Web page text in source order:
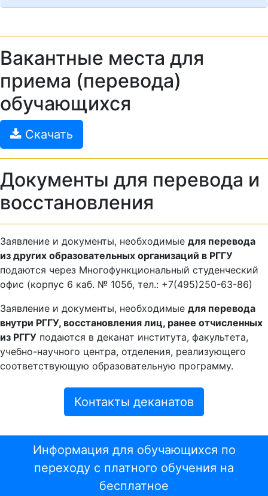
Вакантные места для
приема (перевода)
обучающихся
Скачать
Документы для перевода и
восстановления
Заявление и документы, необходимые для перевода
из других образовательных организаций в РГГУ
подаются через Многофункциональный студенческий
офис (корпус 6 каб. № 105б, тел.: +7(495)250-63-86)
Заявление и документы, необходимые для перевода
внутри РГГУ, восстановления лиц, ранее отчисленных
из РГГУ подаются в деканат института, факультета,
учебно-научного центра, отделения, реализующего
соответствующую образовательную программу.
Контакты деканатов
Информация для обучающихся по
переходу с платного обучения на
бесплатное